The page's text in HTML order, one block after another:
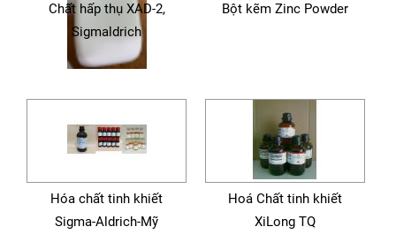
Chất hấp thụ XAD-2,
Sigmaldrich
Bột kẽm Zinc Powder
Hóa chất tinh khiết
Sigma-Aldrich-Mỹ
Hoá Chất tinh khiết
XiLong TQ